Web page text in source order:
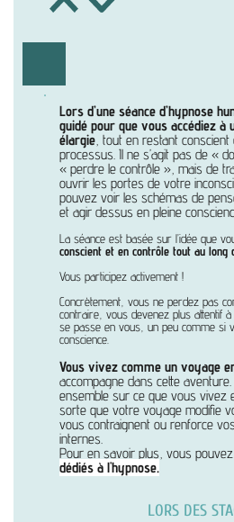
Lors d’une séance d’hypnose
guidé pour que vous accédiez à
élargie, tout en restant conscient
processus. Il ne s’agit pas de «
« perdre le contrôle », mais de
ouvrir les portes de votre
pouvez voir les schémas de
et agir dessus en pleine
La séance est basée sur l’idée que
conscient et en contrôle tout au long
Vous participez activement !
Concrètement, vous ne perdez pas
contraire, vous devenez plus attentif
se passe en vous, un peu comme si
conscience.
Vous vivez comme un voyage
accompagne dans cette
ensemble sur ce que vous vivez
sorte que votre voyage modifie
vous contraignent ou renforce
internes.
Pour en savoir plus, vous
dédiés à l'hypnose.
LORS DES